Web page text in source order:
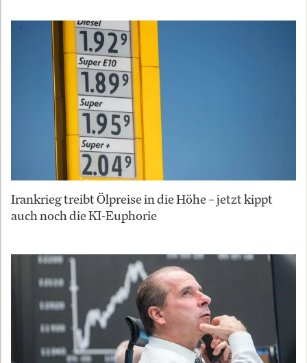
Irankrieg treibt Ölpreise in die Höhe – jetzt kippt
auch noch die KI-Euphorie